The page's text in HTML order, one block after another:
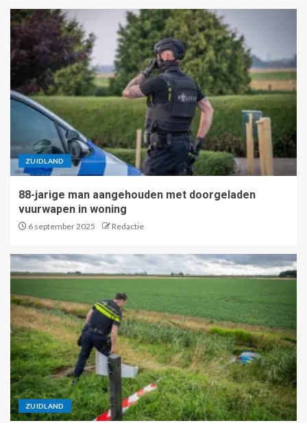
ZUIDLAND
88-jarige man aangehouden met doorgeladen
vuurwapen in woning
6 september 2025 Redactie
ZUIDLAND